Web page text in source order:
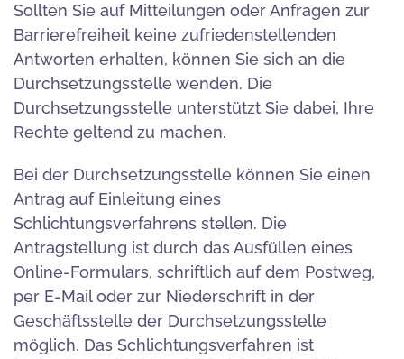
Sollten Sie auf Mitteilungen oder Anfragen zur
Barrierefreiheit keine zufriedenstellenden
Antworten erhalten, können Sie sich an die
Durchsetzungsstelle wenden. Die
Durchsetzungsstelle unterstützt Sie dabei, Ihre
Rechte geltend zu machen.
Bei der Durchsetzungsstelle können Sie einen
Antrag auf Einleitung eines
Schlichtungsverfahrens stellen. Die
Antragstellung ist durch das Ausfüllen eines
Online-Formulars, schriftlich auf dem Postweg,
per E-Mail oder zur Niederschrift in der
Geschäftsstelle der Durchsetzungsstelle
möglich. Das Schlichtungsverfahren ist